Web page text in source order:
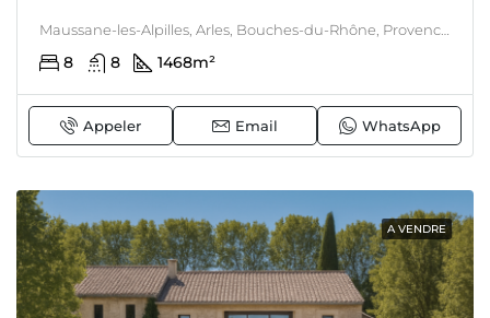
8 8 1468m²
Appeler Email WhatsApp
A VENDRE